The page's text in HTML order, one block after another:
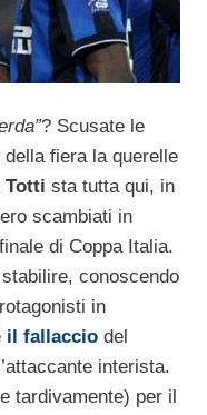
? Scusate le
fiera la querelle
Totti sta tutta qui, in
scambiati in
di Coppa Italia.
conoscendo
in
il fallaccio del
interista.
tardivamente) per il